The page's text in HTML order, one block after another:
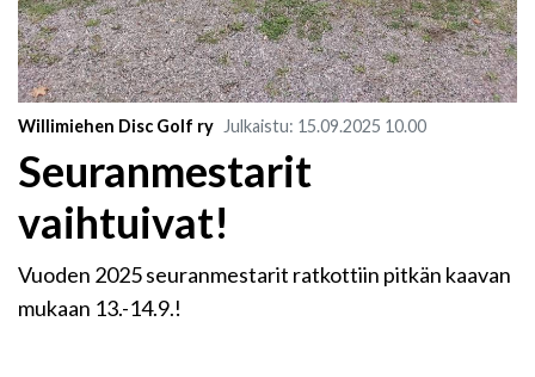
Willimiehen Disc Golf ry Julkaistu: 15.09.2025 10.00
Seuranmestarit
vaihtuivat!
Vuoden 2025 seuranmestarit ratkottiin pitkän kaavan
mukaan 13.-14.9.!